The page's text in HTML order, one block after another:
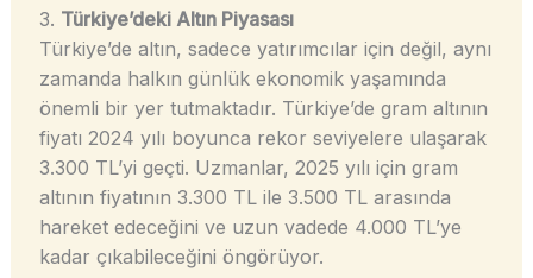
3. Türkiye’deki Altın Piyasası
Türkiye’de altın, sadece yatırımcılar için değil, aynı
zamanda halkın günlük ekonomik yaşamında
önemli bir yer tutmaktadır. Türkiye’de gram altının
fiyatı 2024 yılı boyunca rekor seviyelere ulaşarak
3.300 TL’yi geçti. Uzmanlar, 2025 yılı için gram
altının fiyatının 3.300 TL ile 3.500 TL arasında
hareket edeceğini ve uzun vadede 4.000 TL’ye
kadar çıkabileceğini öngörüyor.